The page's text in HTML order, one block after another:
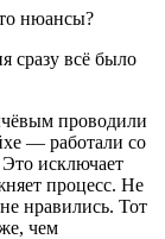
нюансы?
сразу всё было
проводили
— работали со
исключает
процесс. Не
нравились. Тот
чем